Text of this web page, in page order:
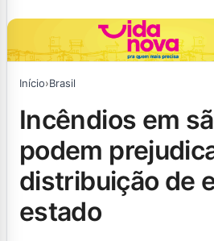
Início›Brasil
incêndios em são paulo
podem
distribuição de
estado